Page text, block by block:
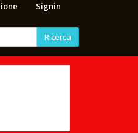
Signin
Ricerca